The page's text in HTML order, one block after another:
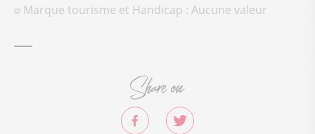
Marque tourisme et Handicap : Aucune valeur
Share on